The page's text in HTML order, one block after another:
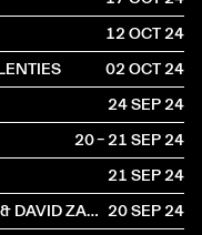
12 OCT2024
02 OCT2024
24 SEP2024
20 – 21 SEP2024
21 SEP2024
KRASSEN KRASTEV, CAROLINE LAM & DAVID ZAGARI 20 SEP2024